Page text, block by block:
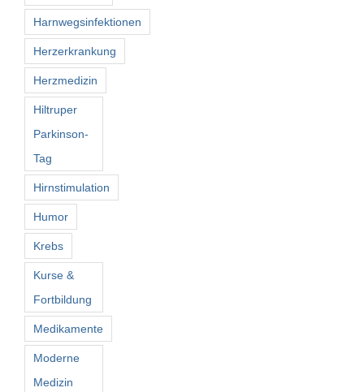
Harnwegsinfektionen
Herzerkrankung
Herzmedizin
Hiltruper
Parkinson-
Tag
Hirnstimulation
Humor
Krebs
Kurse &
Fortbildung
Medikamente
Moderne
Medizin